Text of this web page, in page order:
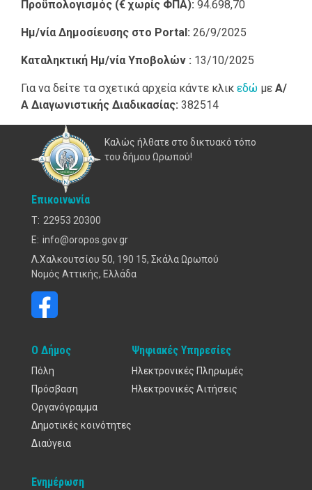
Προϋπολογισμός (€ χωρίς ΦΠΑ): 94.698,70
Ημ/νία Δημοσίευσης στο Portal: 26/9/2025
Καταληκτική Ημ/νία Υποβολών : 13/10/2025
Για να δείτε τα σχετικά αρχεία κάντε κλικ εδώ με Α/
Α Διαγωνιστικής Διαδικασίας: 382514
Καλώς ήλθατε στο δικτυακό τόπο
του δήμου Ωρωπού!
Επικοινωνία
T: 22953 20300
E: info@oropos.gov.gr
Λ.Χαλκουτσίου 50, 190 15, Σκάλα Ωρωπού
Νομός Αττικής, Ελλάδα
Ο Δήμος
Πόλη
Πρόσβαση
Οργανόγραμμα
Δημοτικές κοινότητες
Διαύγεια
Ψηφιακές Υπηρεσίες
Ηλεκτρονικές Πληρωμές
Ηλεκτρονικές Αιτήσεις
Ενημέρωση